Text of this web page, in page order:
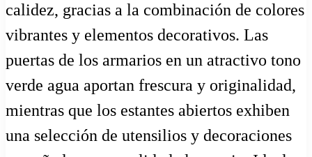
calidez, gracias a la combinación de colores
vibrantes y elementos decorativos. Las
puertas de los armarios en un atractivo tono
verde agua aportan frescura y originalidad,
mientras que los estantes abiertos exhiben
una selección de utensilios y decoraciones